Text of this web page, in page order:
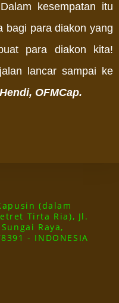
kesempatan itu
bagi para diakon yang
para diakon kita!
lancar sampai ke
OFMCap.
(dalam
Tirta Ria), Jl.
Raya,
- INDONESIA